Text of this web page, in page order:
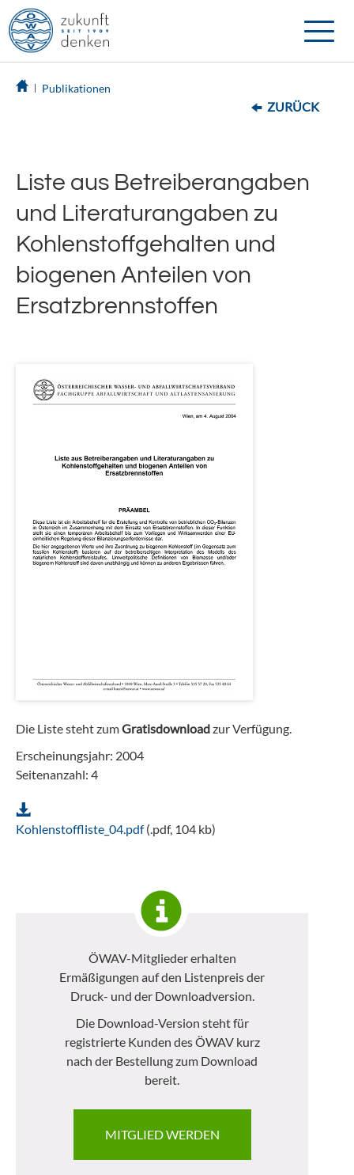
Toggle
Publikationen
ZURÜCK
Liste aus Betreiberangaben
und Literaturangaben zu
Kohlenstoffgehalten und
biogenen Anteilen von
Ersatzbrennstoffen
Die Liste steht zumGratisdownloadzur Verfügung.
Erscheinungsjahr: 2004
Seitenanzahl: 4
Kohlenstoffliste_04.pdf(.pdf, 104 kb)
ÖWAV-Mitglieder erhalten
Ermäßigungen auf den Listenpreis der
Druck- und der Downloadversion.
Die Download-Version steht für
registrierte Kunden des ÖWAV kurz
nach der Bestellung zum Download
bereit.
MITGLIED WERDEN